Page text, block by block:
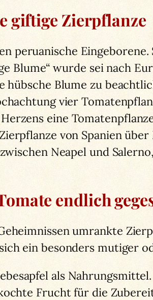
giftige Zierpflanze
peruanische
Blume“ wurde sei nach
Blume zu
vier
eine
von Spanien
Neapel und
endlich
umrankte
ein besonders mutiger
als
Frucht für die